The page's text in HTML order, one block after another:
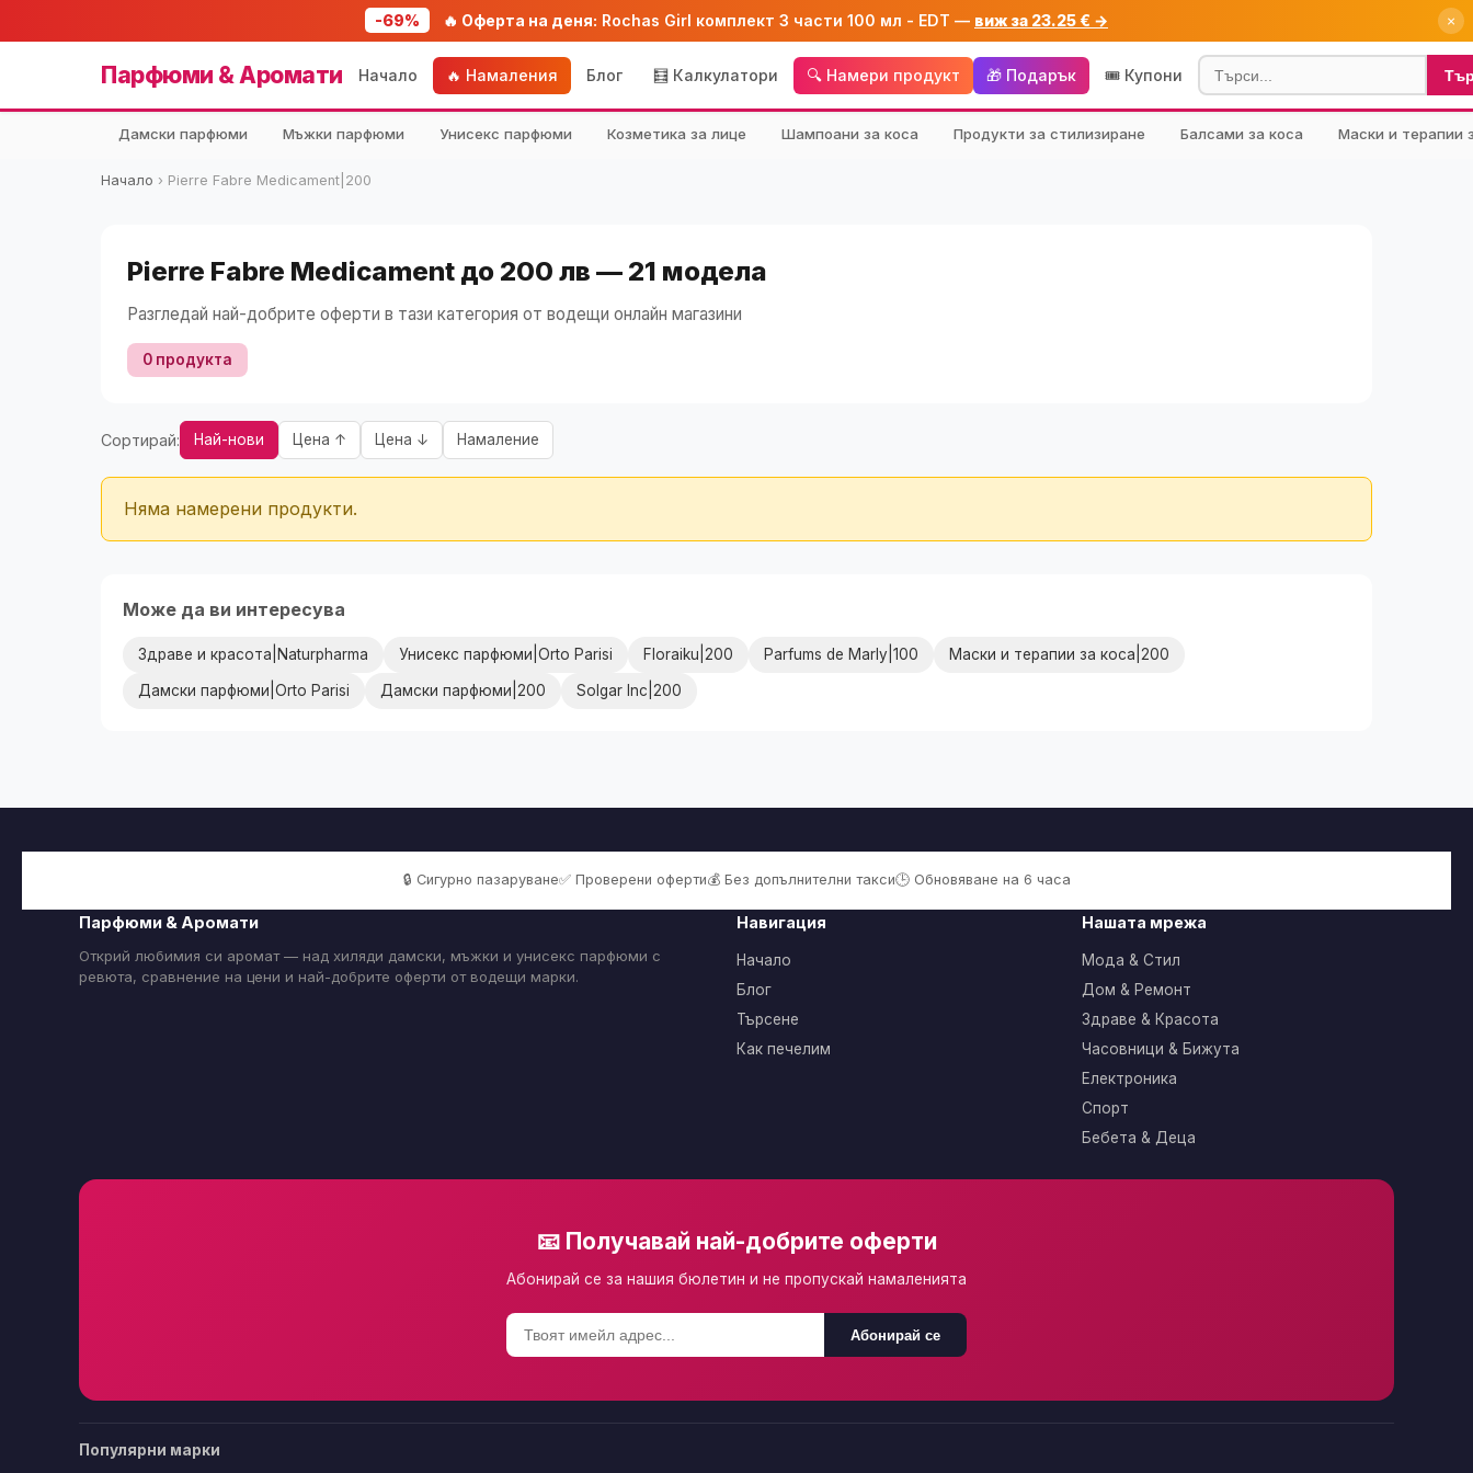
-69% 🔥 Оферта на деня: Rochas Girl комплект 3 части 100 мл - EDT — виж за 23.25 € → ×
Парфюми & Аромати Начало 🔥 Намаления Блог 🧮 Калкулатори 🔍 Намери продукт 🎁 Подарък 🎟️ Купони
Дамски парфюми Мъжки парфюми Унисекс парфюми Козметика за лице Шампоани за коса Продукти за стилизиране Балсами за коса Маски и терапии
Начало › Pierre Fabre Medicament|200
Pierre Fabre Medicament до 200 лв — 21 модела
Разгледай най-добрите оферти в тази категория от водещи онлайн магазини
0 продукта
Сортирай: Най-нови Цена ↑ Цена ↓ Намаление
Няма намерени продукти.
Може да ви интересува
Здраве и красота|Naturpharma Унисекс парфюми|Orto Parisi Floraiku|200 Parfums de Marly|100 Маски и терапии за коса|200
Дамски парфюми|Orto Parisi Дамски парфюми|200 Solgar Inc|200
🔒 Сигурно пазаруване✅ Проверени оферти💰 Без допълнителни такси🕒 Обновяване на 6 часа
Парфюми & Аромати
Открий любимия си аромат — над хиляди дамски, мъжки и унисекс парфюми с
ревюта, сравнение на цени и най-добрите оферти от водещи марки.
Навигация
Начало
Блог
Търсене
Как печелим
Нашата мрежа
Мода & Стил
Дом & Ремонт
Здраве & Красота
Часовници & Бижута
Електроника
Спорт
Бебета & Деца
📧 Получавай най-добрите оферти
Абонирай се за нашия бюлетин и не пропускай намаленията
Абонирай се
Популярни марки